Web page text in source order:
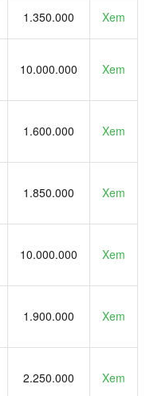
1.350.000 Xem
10.000.000 Xem
1.600.000 Xem
1.850.000 Xem
10.000.000 Xem
1.900.000 Xem
2.250.000 Xem